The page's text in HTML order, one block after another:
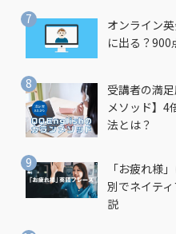
オンライン
に出る？900
受講者の満
メソッド】4
法とは？
「お疲れ様
別でネイテ
説